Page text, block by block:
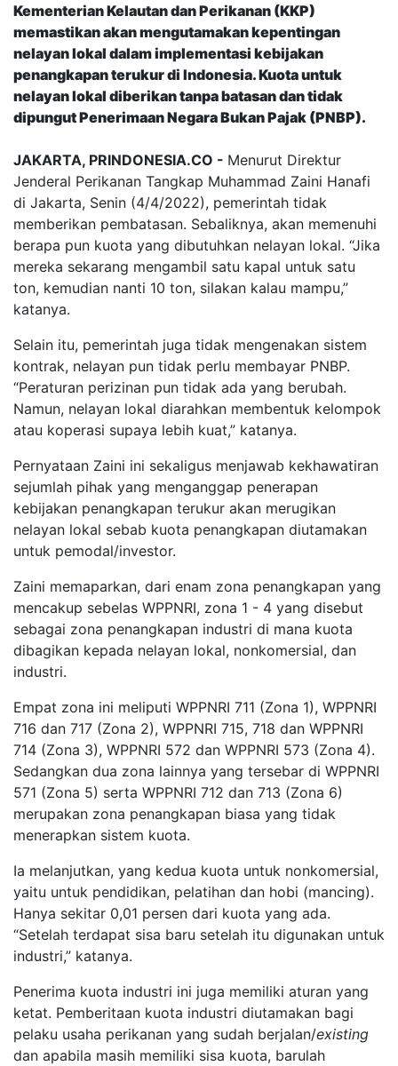
Kementerian Kelautan dan Perikanan (KKP)
memastikan akan mengutamakan kepentingan
nelayan lokal dalam implementasi kebijakan
penangkapan terukur di Indonesia. Kuota untuk
nelayan lokal diberikan tanpa batasan dan tidak
dipungut Penerimaan Negara Bukan Pajak (PNBP).
JAKARTA, PRINDONESIA.CO - Menurut Direktur
Jenderal Perikanan Tangkap Muhammad Zaini Hanafi
di Jakarta, Senin (4/4/2022), pemerintah tidak
memberikan pembatasan. Sebaliknya, akan memenuhi
berapa pun kuota yang dibutuhkan nelayan lokal. “Jika
mereka sekarang mengambil satu kapal untuk satu
ton, kemudian nanti 10 ton, silakan kalau mampu,”
katanya.
Selain itu, pemerintah juga tidak mengenakan sistem
kontrak, nelayan pun tidak perlu membayar PNBP.
“Peraturan perizinan pun tidak ada yang berubah.
Namun, nelayan lokal diarahkan membentuk kelompok
atau koperasi supaya lebih kuat,” katanya.
Pernyataan Zaini ini sekaligus menjawab kekhawatiran
sejumlah pihak yang menganggap penerapan
kebijakan penangkapan terukur akan merugikan
nelayan lokal sebab kuota penangkapan diutamakan
untuk pemodal/investor.
Zaini memaparkan, dari enam zona penangkapan yang
mencakup sebelas WPPNRI, zona 1 - 4 yang disebut
sebagai zona penangkapan industri di mana kuota
dibagikan kepada nelayan lokal, nonkomersial, dan
industri.
Empat zona ini meliputi WPPNRI 711 (Zona 1), WPPNRI
716 dan 717 (Zona 2), WPPNRI 715, 718 dan WPPNRI
714 (Zona 3), WPPNRI 572 dan WPPNRI 573 (Zona 4).
Sedangkan dua zona lainnya yang tersebar di WPPNRI
571 (Zona 5) serta WPPNRI 712 dan 713 (Zona 6)
merupakan zona penangkapan biasa yang tidak
menerapkan sistem kuota.
Ia melanjutkan, yang kedua kuota untuk nonkomersial,
yaitu untuk pendidikan, pelatihan dan hobi (mancing).
Hanya sekitar 0,01 persen dari kuota yang ada.
“Setelah terdapat sisa baru setelah itu digunakan untuk
industri,” katanya.
Penerima kuota industri ini juga memiliki aturan yang
ketat. Pemberitaan kuota industri diutamakan bagi
pelaku usaha perikanan yang sudah berjalan/existing
dan apabila masih memiliki sisa kuota, barulah